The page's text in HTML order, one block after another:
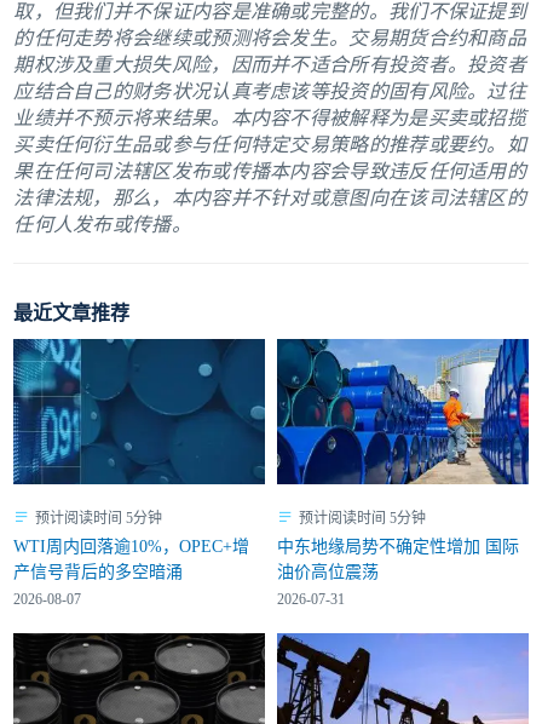
取，但我们并不保证内容是准确或完整的。我们不保证提到
的任何走势将会继续或预测将会发生。交易期货合约和商品
期权涉及重大损失风险，因而并不适合所有投资者。投资者
应结合自己的财务状况认真考虑该等投资的固有风险。过往
业绩并不预示将来结果。本内容不得被解释为是买卖或招揽
买卖任何衍生品或参与任何特定交易策略的推荐或要约。如
果在任何司法辖区发布或传播本内容会导致违反任何适用的
法律法规，那么，本内容并不针对或意图向在该司法辖区的
任何人发布或传播。
最近文章推荐
预计阅读时间 5分钟
WTI周内回落逾10%，OPEC+增
产信号背后的多空暗涌
2026-08-07
预计阅读时间 5分钟
中东地缘局势不确定性增加 国际
油价高位震荡
2026-07-31